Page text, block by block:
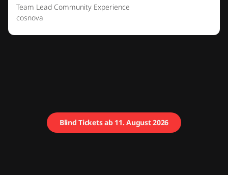
Team Lead Community Experience
cosnova
Blind Tickets ab 11. August 2026